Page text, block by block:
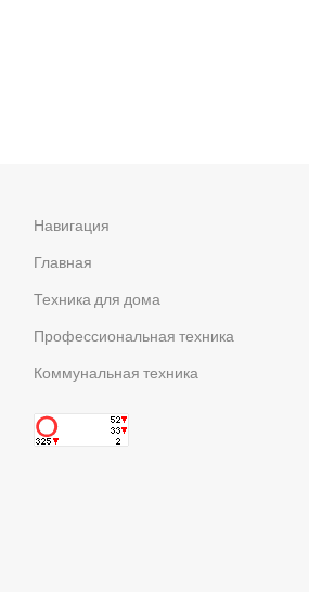
Навигация
Главная
Техника для дома
Профессиональная техника
Коммунальная техника